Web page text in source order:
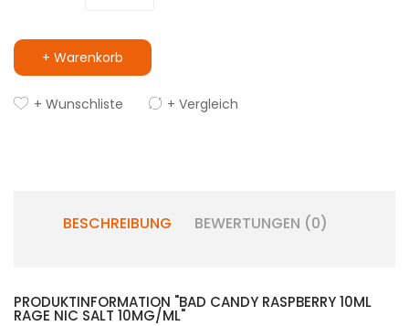
+ Warenkorb
+ Wunschliste + Vergleich
BESCHREIBUNG BEWERTUNGEN (0)
PRODUKTINFORMATION "BAD CANDY RASPBERRY 10ML
RAGE NIC SALT 10MG/ML"